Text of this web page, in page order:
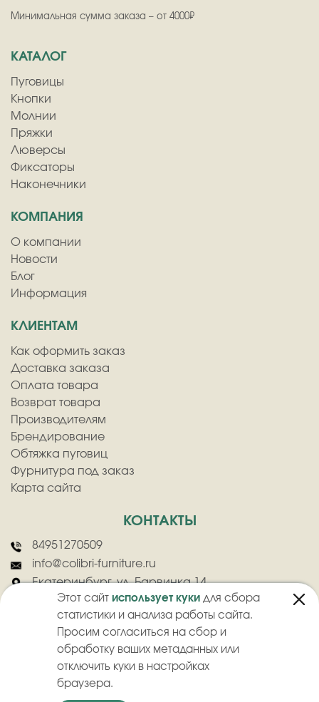
Этот сайт использует куки для сбора
статистики и анализа работы сайта.
Просим согласиться на сбор и
обработку ваших метаданных или
отключить куки в настройках
браузера.
Минимальная сумма заказа – от 4000₽
КАТАЛОГ
Пуговицы
Кнопки
Молнии
Пряжки
Люверсы
Фиксаторы
Наконечники
КОМПАНИЯ
О компании
Новости
Блог
Информация
КЛИЕНТАМ
Как оформить заказ
Доставка заказа
Оплата товара
Возврат товара
Производителям
Брендирование
Обтяжка пуговиц
Фурнитура под заказ
Карта сайта
КОНТАКТЫ
84951270509
info@colibri-furniture.ru
Екатеринбург, ул. Барвинка 14
ООО "Колибри" - Оптовая продажа швейной фурнитуры
Политика конфиденциальности